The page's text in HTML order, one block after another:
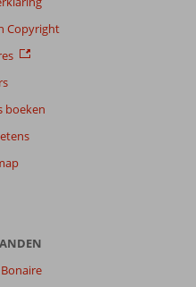
Copyright
boeken